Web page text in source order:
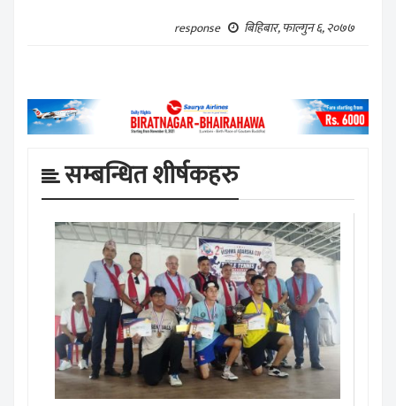
response
बिहिबार, फाल्गुन ६, २०७७
सम्बन्धित शीर्षकहरु